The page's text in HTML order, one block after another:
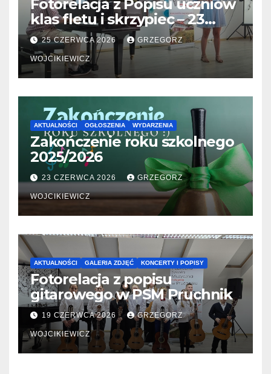
Fotorelacja z Popisu uczniów
klas fletu i skrzypiec – 23
06.2026
25 CZERWCA 2026 GRZEGORZ
WOJCIKIEWICZ
AKTUALNOŚCI OGŁOSZENIA WYDARZENIA
Zakończenie roku szkolnego
2025/2026
23 CZERWCA 2026 GRZEGORZ
WOJCIKIEWICZ
AKTUALNOŚCI GALERIA ZDJĘĆ KONCERTY I POPISY
Fotorelacja z popisu
gitarowego w PSM Pruchnik
19 CZERWCA 2026 GRZEGORZ
WOJCIKIEWICZ